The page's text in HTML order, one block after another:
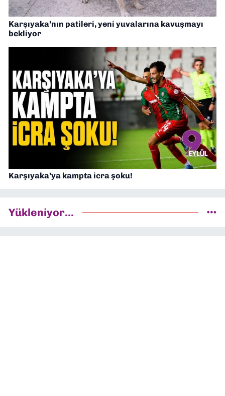
Karşıyaka’nın patileri, yeni yuvalarına kavuşmayı
bekliyor
Karşıyaka’ya kampta icra şoku!
Yükleniyor...